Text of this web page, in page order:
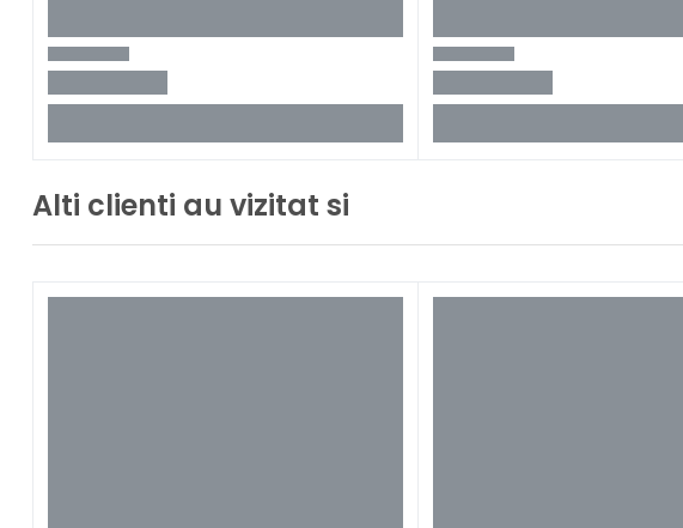
Alti clienti au vizitat si